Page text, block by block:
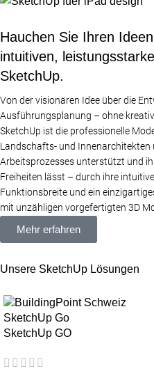
Hauchen Sie Ihren
intuitiven,
SketchUp.​
Von der visionären Idee über die
Ausführungsplanung – ohne
SketchUp ist die professionelle
Landschafts- und Innenarchitekten
Arbeitsprozesses unterstützt und
Freiheiten lässt – durch ihre
Funktionsbreite und ein
mit unzähligen vorgefertigten 3D
Mehr erfahren
Unsere SketchUp Lösungen
SketchUp GO